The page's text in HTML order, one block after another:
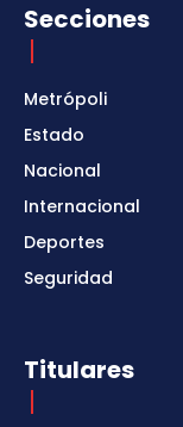
Secciones
Metrópoli
Estado
Nacional
Internacional
Deportes
Seguridad
Titulares